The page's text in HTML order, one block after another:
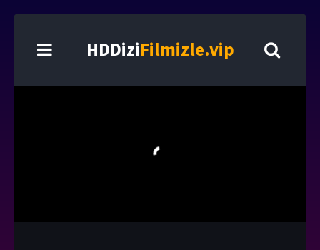
HDDiziFilmizle.vip